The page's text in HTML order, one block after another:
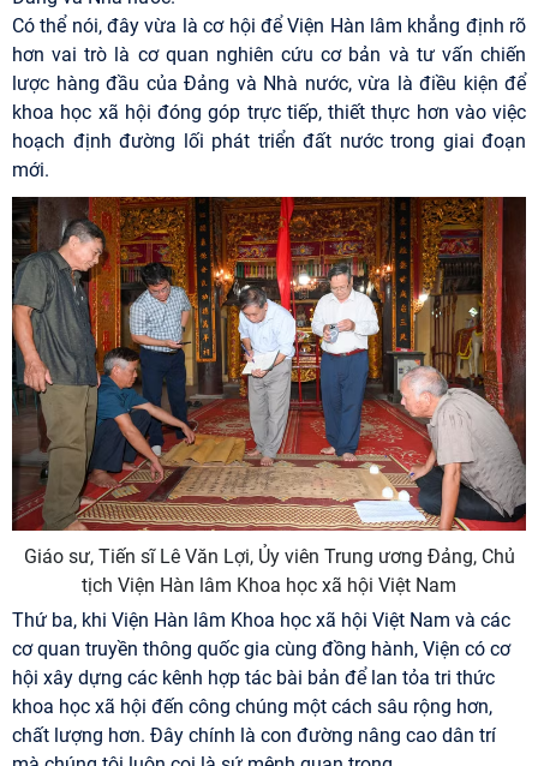
Có thể nói, đây vừa là cơ hội để Viện Hàn lâm khẳng định rõ
hơn vai trò là cơ quan nghiên cứu cơ bản và tư vấn chiến
lược hàng đầu của Đảng và Nhà nước, vừa là điều kiện để
khoa học xã hội đóng góp trực tiếp, thiết thực hơn vào việc
hoạch định đường lối phát triển đất nước trong giai đoạn
mới.
Giáo sư, Tiến sĩ Lê Văn Lợi, Ủy viên Trung ương Đảng, Chủ
tịch Viện Hàn lâm Khoa học xã hội Việt Nam
Thứ ba, khi Viện Hàn lâm Khoa học xã hội Việt Nam và các
cơ quan truyền thông quốc gia cùng đồng hành, Viện có cơ
hội xây dựng các kênh hợp tác bài bản để lan tỏa tri thức
khoa học xã hội đến công chúng một cách sâu rộng hơn,
chất lượng hơn. Đây chính là con đường nâng cao dân trí